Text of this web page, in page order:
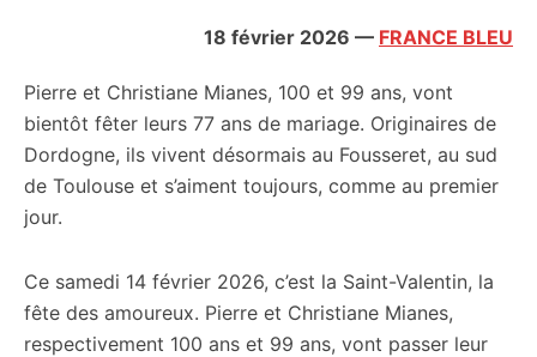
18 février 2026 — FRANCE BLEU
Pierre et Christiane Mianes, 100 et 99 ans, vont
bientôt fêter leurs 77 ans de mariage. Originaires de
Dordogne, ils vivent désormais au Fousseret, au sud
de Toulouse et s’aiment toujours, comme au premier
jour.
Ce samedi 14 février 2026, c’est la Saint-Valentin, la
fête des amoureux. Pierre et Christiane Mianes,
respectivement 100 ans et 99 ans, vont passer leur